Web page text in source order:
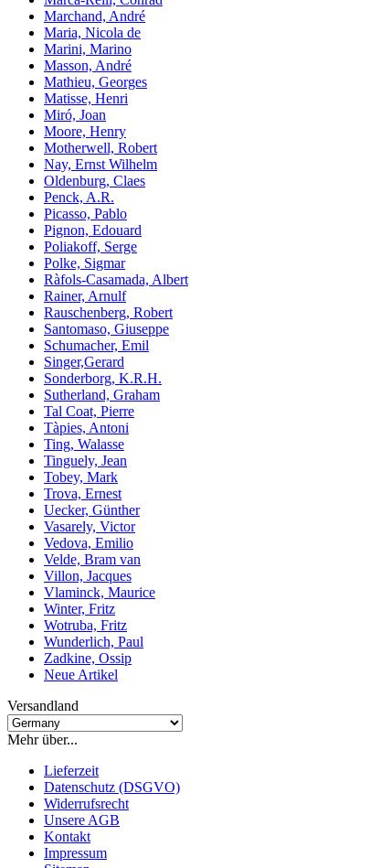
Marchand, André
Maria, Nicola de
Marini, Marino
Masson, André
Mathieu, Georges
Matisse, Henri
Miró, Joan
Moore, Henry
Motherwell, Robert
Nay, Ernst Wilhelm
Oldenburg, Claes
Penck, A.R.
Picasso, Pablo
Pignon, Edouard
Poliakoff, Serge
Polke, Sigmar
Ràfols-Casamada, Albert
Rainer, Arnulf
Rauschenberg, Robert
Santomaso, Giuseppe
Schumacher, Emil
Singer,Gerard
Sonderborg, K.R.H.
Sutherland, Graham
Tal Coat, Pierre
Tàpies, Antoni
Ting, Walasse
Tinguely, Jean
Tobey, Mark
Trova, Ernest
Uecker, Günther
Vasarely, Victor
Vedova, Emilio
Velde, Bram van
Villon, Jacques
Vlaminck, Maurice
Winter, Fritz
Wotruba, Fritz
Wunderlich, Paul
Zadkine, Ossip
Neue Artikel
Versandland
Mehr über...
Lieferzeit
Datenschutz (DSGVO)
Widerrufsrecht
Unsere AGB
Kontakt
Impressum